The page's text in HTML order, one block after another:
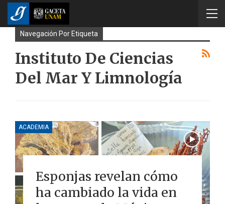
Navegación Por Etiqueta
Instituto De Ciencias
Del Mar Y Limnología
ACADEMIA
Esponjas revelan cómo
ha cambiado la vida en